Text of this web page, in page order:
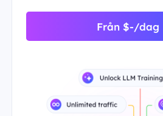
Från $-/dag